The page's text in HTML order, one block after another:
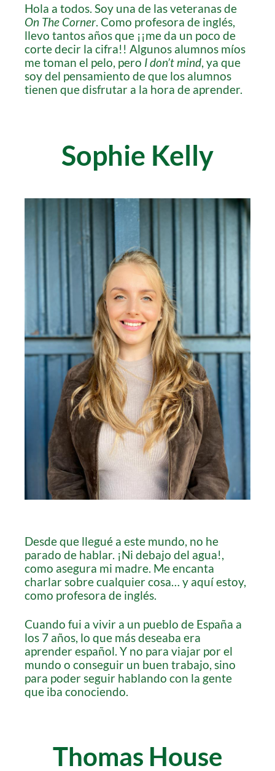
Hola a todos. Soy una de las veteranas de
On The Corner. Como profesora de inglés,
llevo tantos años que ¡¡me da un poco de
corte decir la cifra!! Algunos alumnos míos
me toman el pelo, pero I don’t mind, ya que
soy del pensamiento de que los alumnos
tienen que disfrutar a la hora de aprender.
Sophie Kelly
Desde que llegué a este mundo, no he
parado de hablar. ¡Ni debajo del agua!,
como asegura mi madre. Me encanta
charlar sobre cualquier cosa… y aquí estoy,
como profesora de inglés.
Cuando fui a vivir a un pueblo de España a
los 7 años, lo que más deseaba era
aprender español. Y no para viajar por el
mundo o conseguir un buen trabajo, sino
para poder seguir hablando con la gente
que iba conociendo.
Thomas House